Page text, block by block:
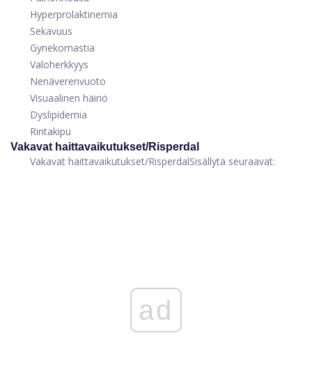
Hyperprolaktinemia
Sekavuus
Gynekomastia
Valoherkkyys
Nenäverenvuoto
Visuaalinen häiriö
Dyslipidemia
Rintakipu
Vakavat haittavaikutukset/Risperdal
Vakavat haittavaikutukset/RisperdalSisällytä seuraavat:
ad